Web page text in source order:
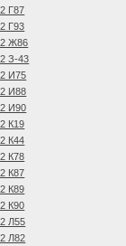
Г87
Г93
Ж86
З-43
И75
И88
И90
К19
К44
К78
К87
К89
К90
Л55
Л82